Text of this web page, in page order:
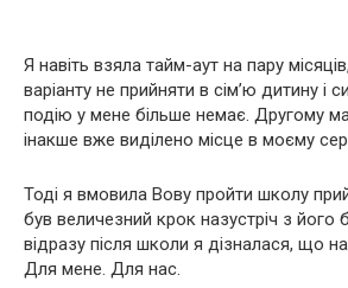
Я навіть взяла тайм-аут на пару
варіанту не прийняти в сім’ю дитину і
подію у мене більше немає. Другому
інакше вже виділено місце в моєму
Тоді я вмовила Вову пройти школу
був величезний крок назустріч з його
відразу після школи я дізналася, що
Для мене. Для нас.